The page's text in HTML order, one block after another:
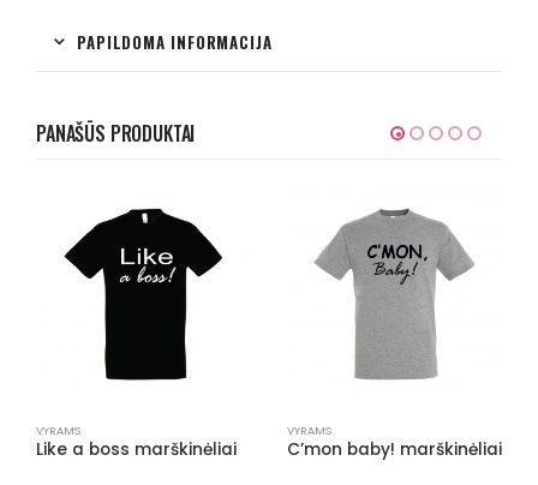
PAPILDOMA INFORMACIJA
PANAŠŪS PRODUKTAI
VYRAMS
Like a boss marškinėliai
VYRAMS
C’mon baby! marškinėliai